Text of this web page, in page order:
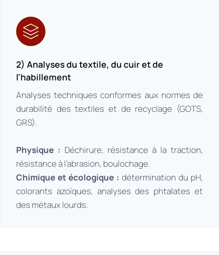
2) Analyses du textile, du cuir et de
l’habillement
Analyses techniques conformes aux normes de
durabilité des textiles et de recyclage (GOTS,
GRS).
Physique : Déchirure, résistance à la traction,
résistance à l’abrasion, boulochage.
Chimique et écologique : détermination du pH,
colorants azoïques, analyses des phtalates et
des métaux lourds.